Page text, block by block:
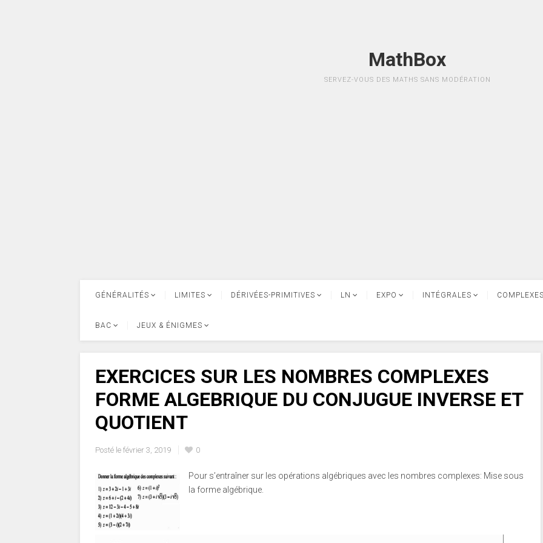
MathBox
SERVEZ-VOUS DES MATHS SANS MODÉRATION
GÉNÉRALITÉS LIMITES DÉRIVÉES-PRIMITIVES LN EXPO INTÉGRALES COMPLEXES
BAC JEUX & ÉNIGMES
EXERCICES SUR LES NOMBRES COMPLEXES
FORME ALGEBRIQUE DU CONJUGUE INVERSE ET
QUOTIENT
Posté le février 3, 2019 0
Pour s’entraîner sur les opérations algébriques avec les nombres complexes: Mise sous
la forme algébrique.